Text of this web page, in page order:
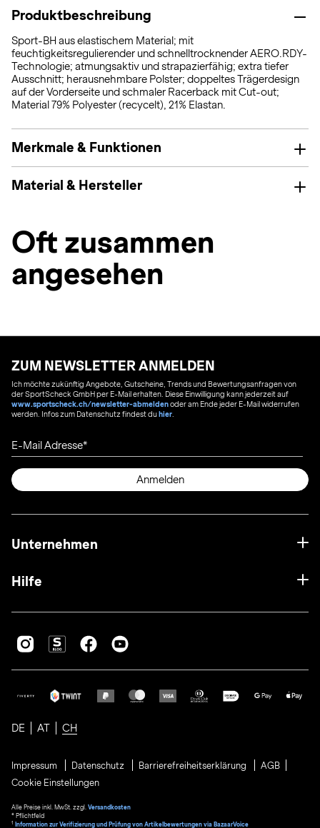
Produktbeschreibung
Sport-BH aus elastischem Material; mit
feuchtigkeitsregulierender und schnelltrocknender AERO.RDY-
Technologie; atmungsaktiv und strapazierfähig; extra tiefer
Ausschnitt; herausnehmbare Polster; doppeltes Trägerdesign
auf der Vorderseite und schmaler Racerback mit Cut-out;
Material 79% Polyester (recycelt), 21% Elastan.
Merkmale & Funktionen
Material & Hersteller
Oft zusammen
angesehen
ZUM NEWSLETTER ANMELDEN
Ich möchte zukünftig Angebote, Gutscheine, Trends und Bewertungsanfragen von
der SportScheck GmbH per E-Mail erhalten. Diese Einwilligung kann jederzeit auf
www.sportscheck.ch/newsletter-abmeldenoder am Ende jeder E-Mail widerrufen
werden. Infos zum Datenschutz findest duhier
E-Mail Adresse
Anmelden
Unternehmen
Hilfe
DE AT CH
Impressum Datenschutz Barrierefreiheitserklärung
AGB
Cookie Einstellungen
Alle Preise inkl. MwSt. zzgl. Versandkosten
* Pflichtfeld
1 Information zur Verifizierung und Prüfung von Artikelbewertungen via BazaarVoice